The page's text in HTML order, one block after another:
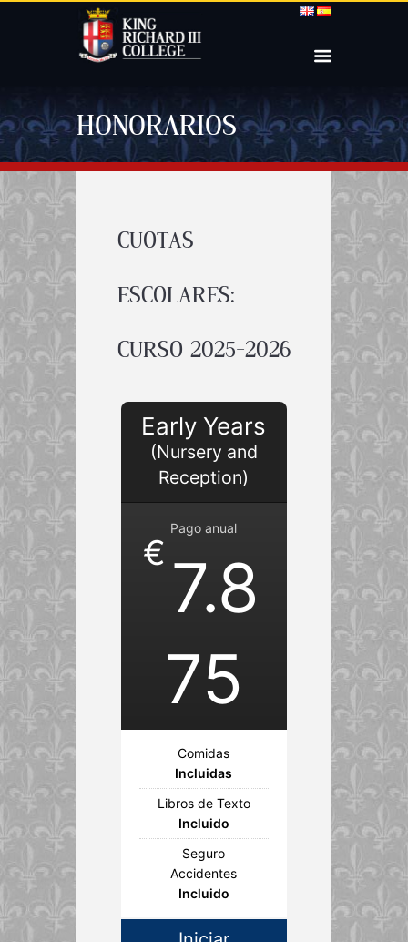
HONORARIOS
CUOTAS
ESCOLARES:
CURSO 2025-2026
Early Years
(Nursery and
Reception)
Pago anual
€ 7.8
75
Comidas
Incluidas
Libros de Texto
Incluido
Seguro
Accidentes
Incluido